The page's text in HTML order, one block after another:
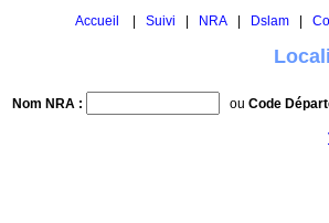
Accueil Suivi NRA Dslam
Nom NRA : ou Code